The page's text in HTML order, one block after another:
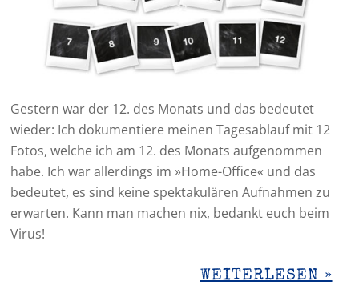
Gestern war der 12. des Monats und das bedeutet
wieder: Ich dokumentiere meinen Tagesablauf mit 12
Fotos, welche ich am 12. des Monats aufgenommen
habe. Ich war allerdings im »Home-Office« und das
bedeutet, es sind keine spektakulären Aufnahmen zu
erwarten. Kann man machen nix, bedankt euch beim
Virus!
WEITERLESEN »